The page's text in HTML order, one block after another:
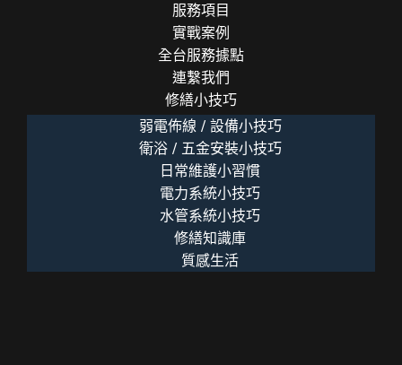
服務項目
實戰案例
全台服務據點
連繫我們
修繕小技巧
弱電佈線 / 設備小技巧
衛浴 / 五金安裝小技巧
日常維護小習慣
電力系統小技巧
水管系統小技巧
修繕知識庫
質感生活